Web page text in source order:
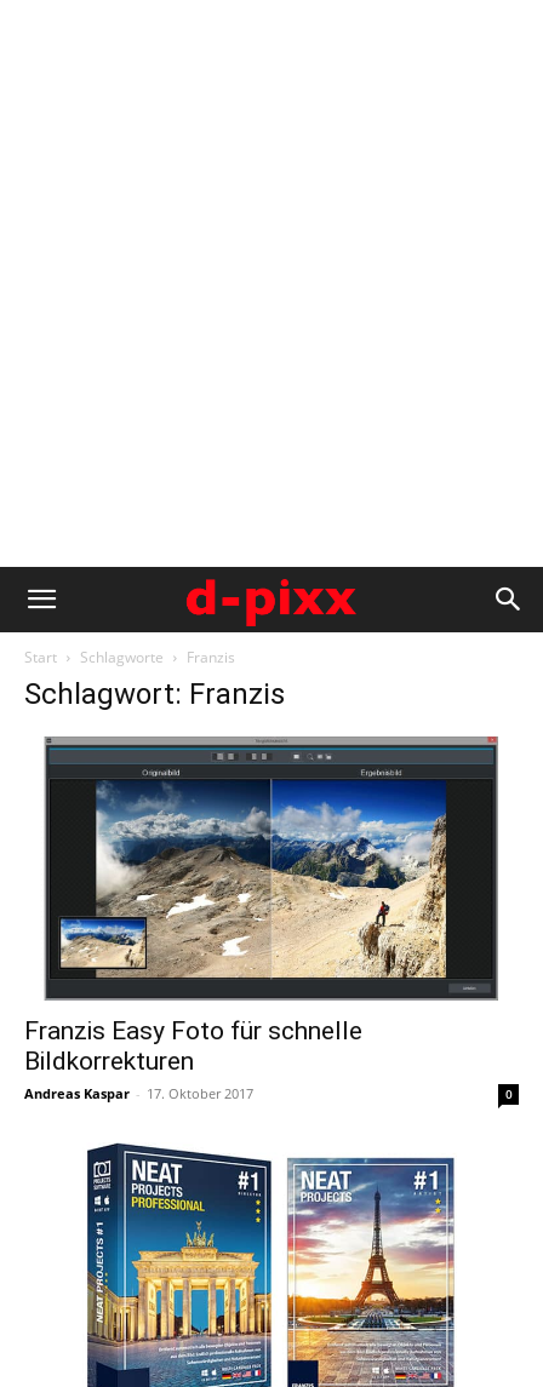
Start Schlagworte Franzis
Schlagwort: Franzis
Franzis Easy Foto für schnelle
Bildkorrekturen
Andreas Kaspar - 17. Oktober 2017 0